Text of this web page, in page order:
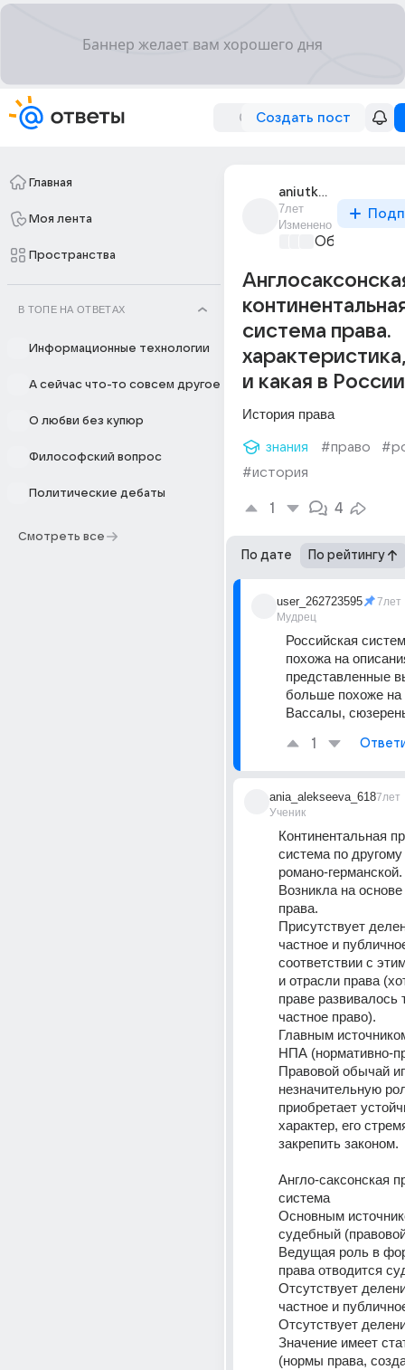
Создать пост
Главная
Моя лента
Пространства
В ТОПЕ НА ОТВЕТАХ
Информационные технологии
А сейчас что-то совсем другое
О любви без купюр
Философский вопрос
Политические дебаты
Смотреть все
aniutka_ignatova
7лет
Изменено
система права.
и какая в
История права
знания #право
#история
1 4
По дате По рейтингу
user_262723595
Мудрец
7лет
Российская
похожа на
представленные
больше похоже
Вассалы,
1
ania_alekseeva_618
Ученик
7лет
Континентальная
система по
романо-германской.
Возникла на
права.
Присутствует
частное и
соответствии с
и отрасли права
праве развивалось
частное право).
Главным
НПА (нормативно-
Правовой обычай
незначительную
приобретает
характер, его
закрепить законом.
Англо-саксонская
система
Основным
судебный
Ведущая роль в
права отводится
Отсутствует
частное и
Отсутствует
Значение имеет
(нормы права,